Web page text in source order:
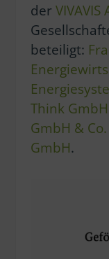
der VIVAVIS
beteiligt:
Think
GmbH & Co.
GmbH.